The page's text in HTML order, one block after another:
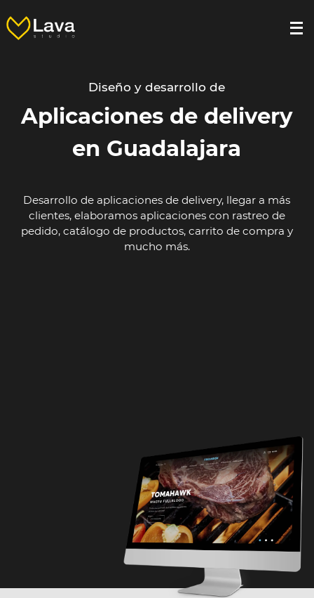
Diseño y desarrollo de
Aplicaciones de delivery
en Guadalajara
Desarrollo de aplicaciones de delivery, llegar a más
clientes, elaboramos aplicaciones con rastreo de
pedido, catálogo de productos, carrito de compra y
mucho más.